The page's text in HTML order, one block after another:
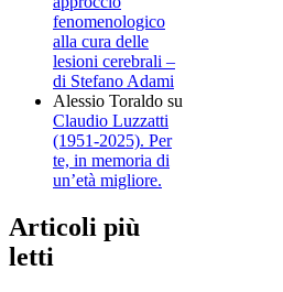
fenomenologico
alla cura delle
lesioni cerebrali –
di Stefano Adami
Alessio Toraldo su
Claudio Luzzatti
(1951-2025). Per
te, in memoria di
un’età migliore.
Articoli più
letti